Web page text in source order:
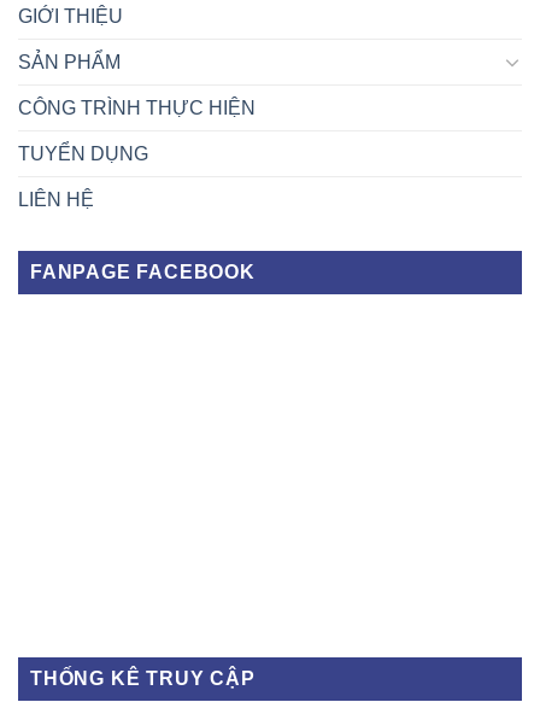
GIỚI THIỆU
SẢN PHẨM
CÔNG TRÌNH THỰC HIỆN
TUYỂN DỤNG
LIÊN HỆ
FANPAGE FACEBOOK
THỐNG KÊ TRUY CẬP